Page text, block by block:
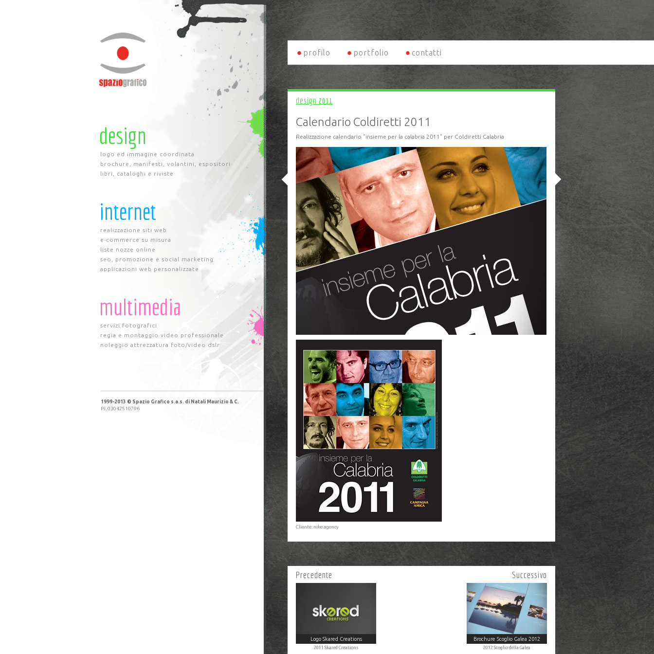
design
logo ed immagine coordinata
brochure, manifesti, volantini, espositori
libri, cataloghi e riviste
internet
realizzazione siti web
e-commerce su misura
liste nozze online
seo, promozione e social marketing
applicazioni web personalizzate
multimedia
servizi fotografici
regia e montaggio video professionale
noleggio attrezzatura foto/video dslr
1999-2013 © Spazio Grafico s.a.s. di Natali Maurizio & C.
P.I. 03042510796
profilo portfolio contatti
design 2011
Calendario Coldiretti 2011
Realizzazione calendario "insieme per la calabria 2011" per Coldiretti Calabria
Cliente: nike agency
Successivo
Brochure Scoglio Galea 2012
2012 Scoglio della Galea
Precedente
Logo Skared Creations
2011 Skared Creations